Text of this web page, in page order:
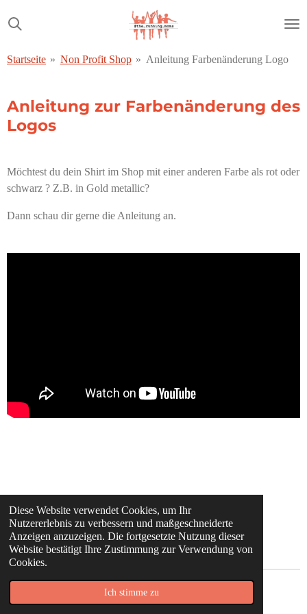
Diese Website verwendet Cookies, um Ihr
Nutzererlebnis zu verbessern und maßgeschneiderte
Anzeigen anzuzeigen. Die fortgesetzte Nutzung dieser
Website bestätigt Ihre Zustimmung zur Verwendung von
Cookies.
Ich stimme zu
Hauptinhalt
Startseite » Non Profit Shop » Anleitung Farbenänderung Logo
Anleitung zur Farbenänderung des
Logos
Möchtest du dein Shirt im Shop mit einer anderen Farbe als rot oder
schwarz ? Z.B. in Gold metallic?
Dann schau dir gerne die Anleitung an.
© 2020 - 2026 #the_running_moms